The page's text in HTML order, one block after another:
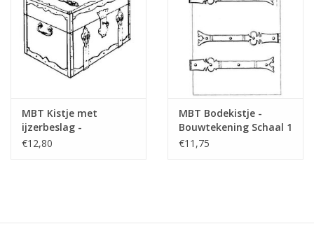
MBT Kistje met
ijzerbeslag -
Bouwtekening Schaal 1
€12,80
MBT Bodekistje -
Bouwtekening Schaal 1
: N/A (45.24.011)
€11,75